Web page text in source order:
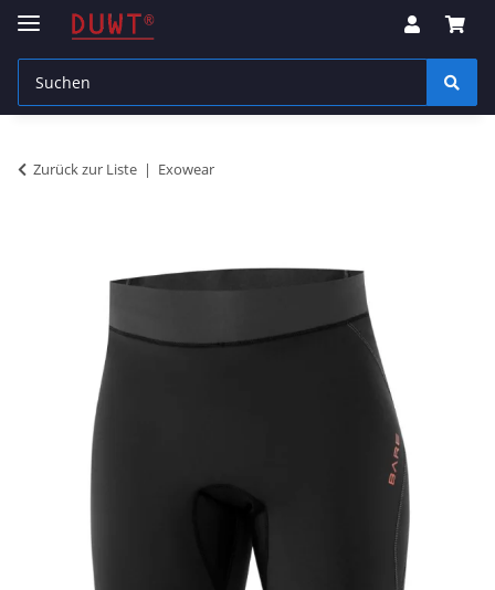
Zurück zur Liste Exowear